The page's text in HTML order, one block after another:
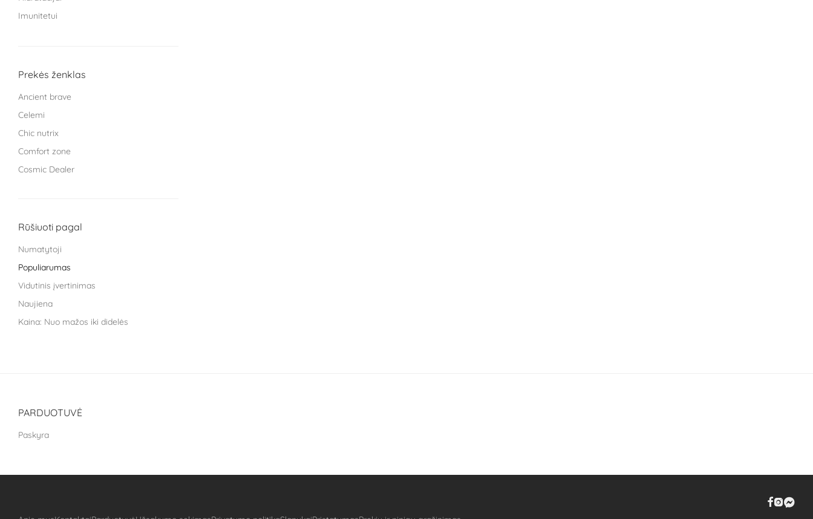
Imunitetui
Moterims
Prekės ženklas
Ancient brave
Celemi
Chic nutrix
Comfort zone
Cosmic Dealer
Kingsmith
The School of Life
VitaLibro
Well you
Rūšiuoti pagal
Numatytoji
Populiarumas
Vidutinis įvertinimas
Naujiena
Kaina: Nuo mažos iki didelės
PARDUOTUVĖ
Paskyra